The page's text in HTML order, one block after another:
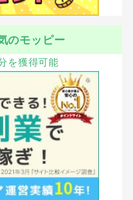
のモッピー
を獲得可能